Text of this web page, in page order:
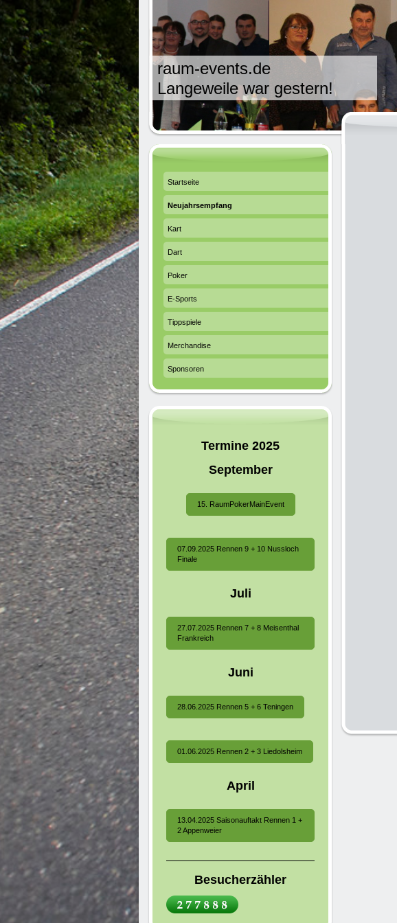
raum-events.de
Langeweile war gestern!
Startseite
Neujahrsempfang
Kart
Dart
Poker
E-Sports
Tippspiele
Merchandise
Sponsoren
Termine 2025
September
15. RaumPokerMainEvent
07.09.2025 Rennen 9 + 10 Nussloch
Finale
Juli
27.07.2025 Rennen 7 + 8 Meisenthal
Frankreich
Juni
28.06.2025 Rennen 5 + 6 Teningen
01.06.2025 Rennen 2 + 3 Liedolsheim
April
13.04.2025 Saisonauftakt Rennen 1 +
2 Appenweier
Besucherzähler